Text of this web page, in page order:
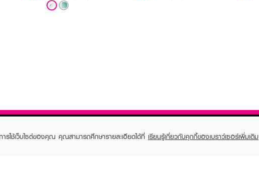
รใช้เว็บไซต์ของคุณ คุณสามารถศึกษารายละเอียดได้ที่ เรียนรู้เกี่ยวกับคุกกี้ของเบราว์เซอร์เพิ่มเติม